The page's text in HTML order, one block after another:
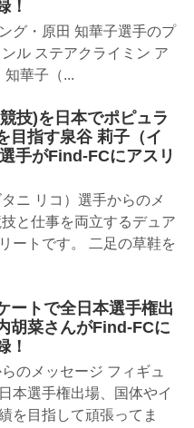
！
グ・原田 知華子選手のプ
ル ステアクライミン ア
知華子（...
技)を日本でポピュラ
目指す泉谷 莉子（イ
手がFind-FCにアスリ
ニ リコ）選手からのメ
と仕事を両立するデュア
ートです。 二足の草鞋を
ートで全日本選手権出
胡菜さんがFind-FCに
！
のメッセージ フィギュ
本選手権出場、国体やイ
を目指して頑張ってま